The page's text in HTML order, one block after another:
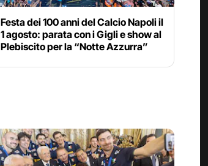
Festa dei 100 anni del Calcio Napoli il
1 agosto: parata con i Gigli e show al
Plebiscito per la “Notte Azzurra”